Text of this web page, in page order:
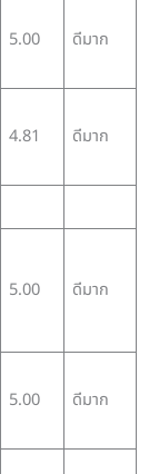
5.00 ดีมาก
4.81 ดีมาก
5.00 ดีมาก
5.00 ดีมาก